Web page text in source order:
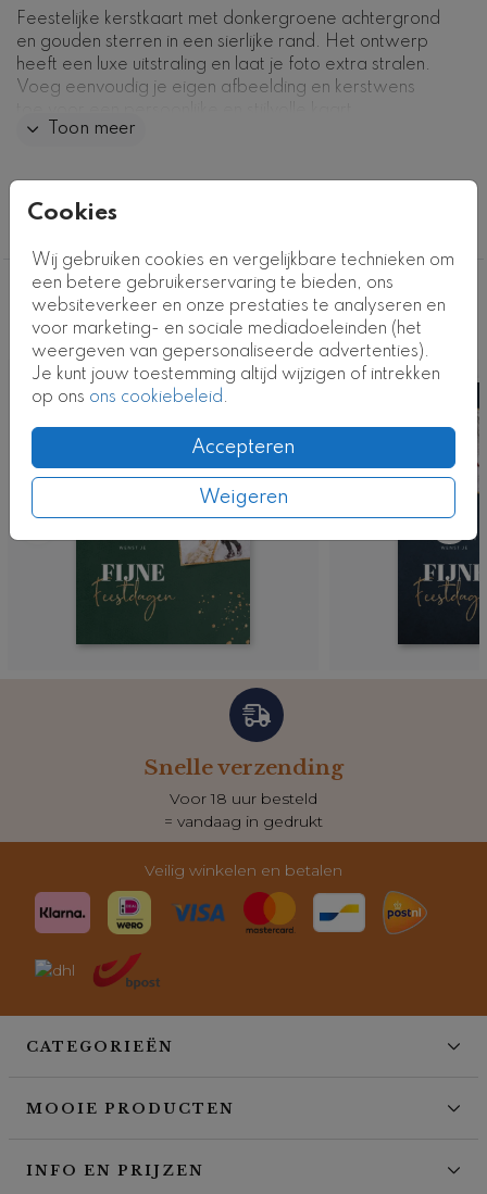
Cookies
Wij gebruiken cookies en vergelijkbare technieken om
een betere gebruikerservaring te bieden, ons
websiteverkeer en onze prestaties te analyseren en
voor marketing- en sociale mediadoeleinden (het
weergeven van gepersonaliseerde advertenties).
Je kunt jouw toestemming altijd wijzigen of intrekken
op ons ons cookiebeleid.
Accepteren
Weigeren
Feestelijke kerstkaart met donkergroene achtergrond
en gouden sterren in een sierlijke rand. Het ontwerp
heeft een luxe uitstraling en laat je foto extra stralen.
Voeg eenvoudig je eigen afbeelding en kerstwens
Toon meer
Collectie
Deze ontwerpen vind je misschien ook
leuk
Snelle verzending
Voor 18 uur besteld
= vandaag in gedrukt
Veilig winkelen en betalen
CATEGORIEËN
MOOIE PRODUCTEN
INFO EN PRIJZEN